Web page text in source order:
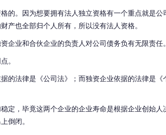
的。因为想要拥有法人独立资格有一个重点就是
产也全部归个人所有，所以没有法人资格。
企业和合伙企业的负责人对公司债务负有无限责任。
。
的法律是《公司法》；而独资企业依据的法律是
定，毕竟这两个企业的企业寿命是根据企业创始
倒闭。